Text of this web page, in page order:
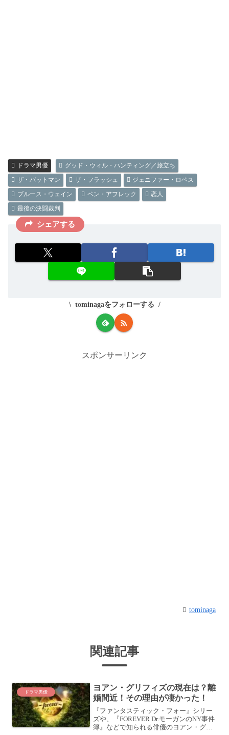
ドラマ男優
グッド・ウィル・ハンティング／旅立ち
ザ・バットマン
ザ・フラッシュ
ジェニファー・ロペス
ブルース・ウェイン
ベン・アフレック
恋人
最後の決闘裁判
シェアする
tominagaをフォローする
スポンサーリンク
tominaga
関連記事
ドラマ男優
ヨアン・グリフィズの現在は？離
婚間近！その理由が凄かった！
『ファンタスティック・フォー』シリー
ズや、『FOREVER Dr.モーガンのNY事件
簿』などで知られる俳優のヨアン・グリ